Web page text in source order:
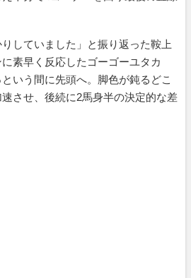
りしていました」と振り返った鞍上
素早く反応したゴーゴーユタカ
いう間に先頭へ。脚色が鈍るどこ
させ、後続に2馬身半の決定的な差